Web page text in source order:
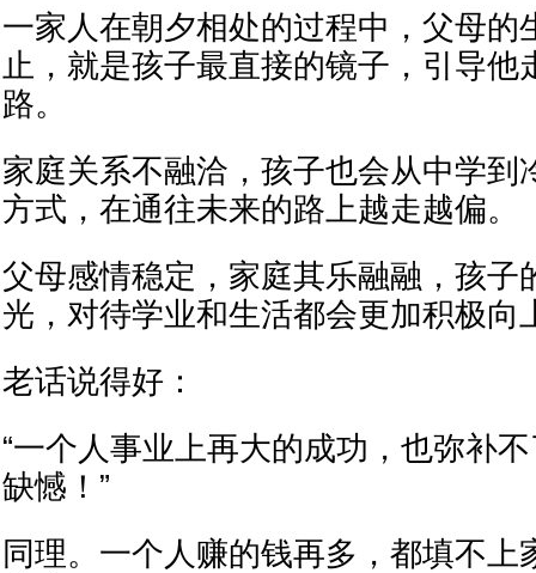
一家人在朝夕相处的过程中，父母的
止，就是孩子最直接的镜子，引导他
路。
家庭关系不融洽，孩子也会从中学到
方式，在通往未来的路上越走越偏。
父母感情稳定，家庭其乐融融，孩子
光，对待学业和生活都会更加积极向
老话说得好：
“一个人事业上再大的成功，也弥补
缺憾！”
同理。一个人赚的钱再多，都填不上